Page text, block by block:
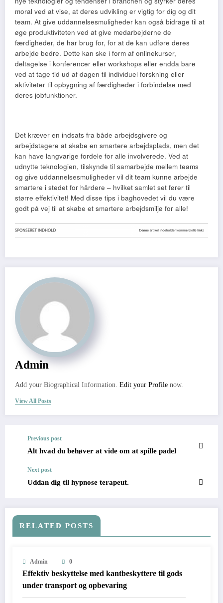
moral ved at vise, at deres udvikling er vigtig for dig og dit
team. At give uddannelsesmuligheder kan også bidrage til at
øge produktiviteten ved at give medarbejderne de
færdigheder, de har brug for, for at de kan udføre deres
arbejde bedre. Dette kan ske i form af onlinekurser,
deltagelse i konferencer eller workshops eller endda bare
ved at tage tid ud af dagen til individuel forskning eller
aktiviteter til opbygning af færdigheder i forbindelse med
deres jobfunktioner.
Det kræver en indsats fra både arbejdsgivere og
arbejdstagere at skabe en smartere arbejdsplads, men det
kan have langvarige fordele for alle involverede. Ved at
udnytte teknologien, tilskynde til samarbejde mellem teams
og give uddannelsesmuligheder vil dit team kunne arbejde
smartere i stedet for hårdere – hvilket samlet set fører til
større effektivitet! Med disse tips i baghovedet vil du være
godt på vej til at skabe et smartere arbejdsmiljø for alle!
Admin
Add your Biographical Information. Edit your Profile now.
View All Posts
Previous post
Alt hvad du behøver at vide om at spille padel
Next post
Uddan dig til hypnose terapeut.
RELATED POSTS
Admin 0
Effektiv beskyttelse med kantbeskyttere til gods
under transport og opbevaring